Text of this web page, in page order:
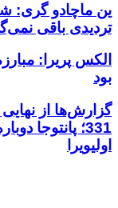
ین ماچادو گری:
تردیدی باقی
الکس پریرا:
بود
331؛ پانتوجا
اولیویرا